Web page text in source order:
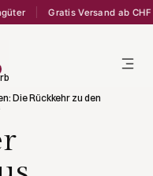
Versand ab CHF 250
Die Rückkehr zu den